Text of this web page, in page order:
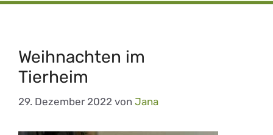
Weihnachten im
Tierheim
29. Dezember 2022 von Jana